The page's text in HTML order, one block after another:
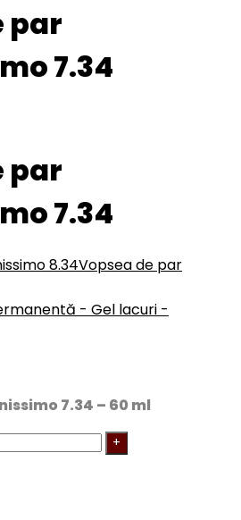
par
7.34
par
7.34
8.34Vopsea de par
- Gel lacuri -
7.34 – 60 ml